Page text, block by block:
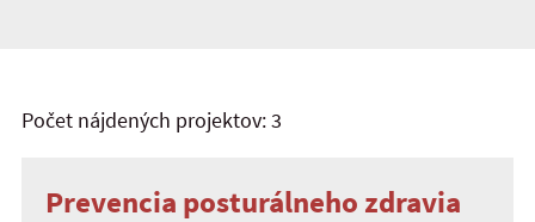
Počet nájdených projektov: 3
Prevencia posturálneho zdravia